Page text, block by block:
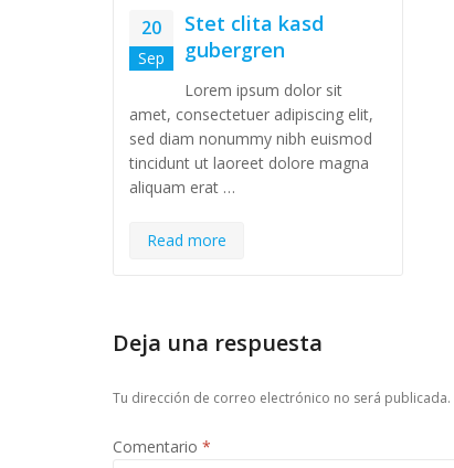
20
Sep
Stet clita kasd
gubergren
Lorem ipsum dolor sit
amet, consectetuer adipiscing elit,
sed diam nonummy nibh euismod
tincidunt ut laoreet dolore magna
aliquam erat …
Read more
Deja una respuesta
Tu dirección de correo electrónico no será publicada.
Comentario *